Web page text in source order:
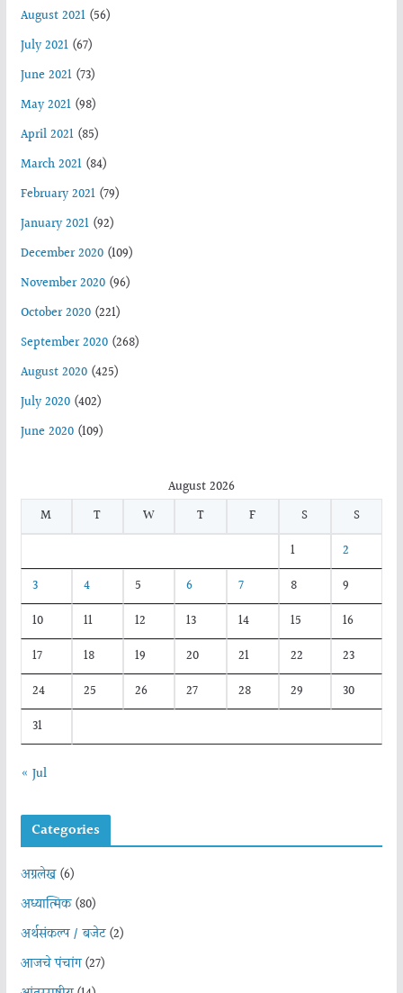
August 2021(56)
July 2021(67)
June 2021(73)
May 2021(98)
April 2021(85)
March 2021(84)
February 2021(79)
January 2021(92)
December 2020(109)
November 2020(96)
October 2020(221)
September 2020(268)
August 2020(425)
July 2020(402)
June 2020(109)
August 2026
M
T W T F S
S
1
2
3
4 5 6 7 8
9
10
11 12 13 14 15
16
17
18 19 20 21 22
23
24
25 26 27 28 29
30
31
« Jul
Categories
अग्रलेख(6)
अध्यात्मिक(80)
अर्थसंकल्प / बजेट(2)
आजचे पंचांग(27)